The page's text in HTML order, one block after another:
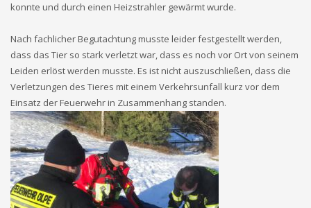
konnte und durch einen Heizstrahler gewärmt wurde.
Nach fachlicher Begutachtung musste leider festgestellt werden,
dass das Tier so stark verletzt war, dass es noch vor Ort von seinem
Leiden erlöst werden musste. Es ist nicht auszuschließen, dass die
Verletzungen des Tieres mit einem Verkehrsunfall kurz vor dem
Einsatz der Feuerwehr in Zusammenhang standen.